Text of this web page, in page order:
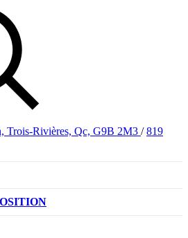
Trois-Rivières, Qc, G9B 2M3 / 819
NEUFS
D’OCCASION